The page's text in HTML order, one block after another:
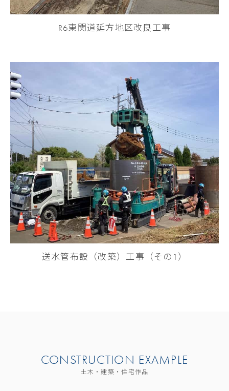
R6東関道延方地区改良工事
送水管布設（改築）工事（その1）
CONSTRUCTION EXAMPLE
土木・建築・住宅作品